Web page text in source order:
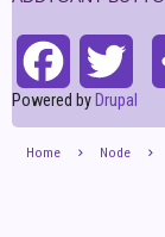
Facebook
Powered by Drupal
Home Node